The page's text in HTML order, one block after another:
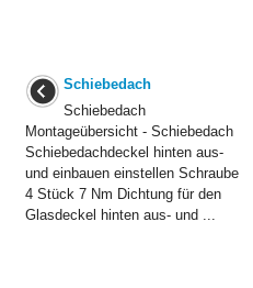
Schiebedach
Schiebedach
Montageübersicht - Schiebedach
Schiebedachdeckel hinten aus-
und einbauen einstellen Schraube
4 Stück 7 Nm Dichtung für den
Glasdeckel hinten aus- und ...